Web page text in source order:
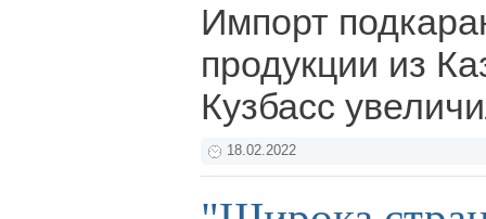
Импорт
продукции из
Кузбасс
18.02.2022